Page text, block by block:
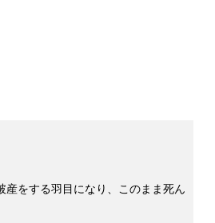
をする羽目になり、このまま死ん